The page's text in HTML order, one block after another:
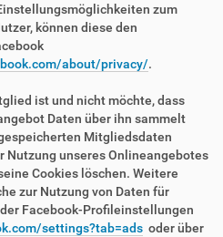
zum
können diese den
about/privacy/.
ist und nicht möchte, dass
Daten über ihn sammelt
Mitgliedsdaten
Nutzung unseres Onlineangebotes
Cookies löschen. Weitere
zur Nutzung von Daten für
Facebook-Profileinstellungen
settings?tab=ads oder über